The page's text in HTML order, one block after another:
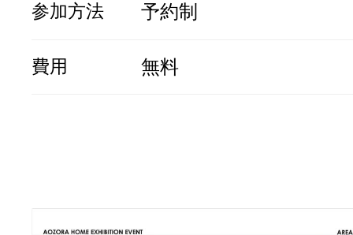
参加方法 予約制
費用 無料